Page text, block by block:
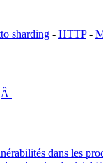
sharding - HTTP-
Â
dans les